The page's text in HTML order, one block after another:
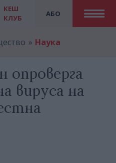
АБО
КЕШ
КЛУБ
Наука
опроверга
вируса на